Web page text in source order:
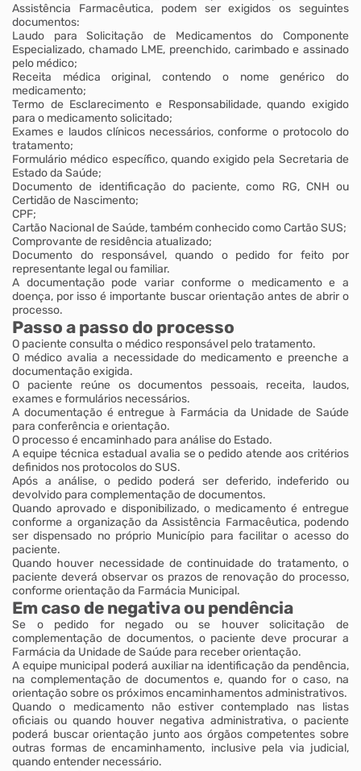
Assistência Farmacêutica, podem ser exigidos os seguintes
documentos:
Laudo para Solicitação de Medicamentos do Componente
Especializado, chamado LME, preenchido, carimbado e assinado
pelo médico;
Receita médica original, contendo o nome genérico do
medicamento;
Termo de Esclarecimento e Responsabilidade, quando exigido
para o medicamento solicitado;
Exames e laudos clínicos necessários, conforme o protocolo do
tratamento;
Formulário médico específico, quando exigido pela Secretaria de
Estado da Saúde;
Documento de identificação do paciente, como RG, CNH ou
Certidão de Nascimento;
CPF;
Cartão Nacional de Saúde, também conhecido como Cartão SUS;
Comprovante de residência atualizado;
Documento do responsável, quando o pedido for feito por
representante legal ou familiar.
A documentação pode variar conforme o medicamento e a
doença, por isso é importante buscar orientação antes de abrir o
processo.
Passo a passo do processo
O paciente consulta o médico responsável pelo tratamento.
O médico avalia a necessidade do medicamento e preenche a
documentação exigida.
O paciente reúne os documentos pessoais, receita, laudos,
exames e formulários necessários.
A documentação é entregue à Farmácia da Unidade de Saúde
para conferência e orientação.
O processo é encaminhado para análise do Estado.
A equipe técnica estadual avalia se o pedido atende aos critérios
definidos nos protocolos do SUS.
Após a análise, o pedido poderá ser deferido, indeferido ou
devolvido para complementação de documentos.
Quando aprovado e disponibilizado, o medicamento é entregue
conforme a organização da Assistência Farmacêutica, podendo
ser dispensado no próprio Município para facilitar o acesso do
paciente.
Quando houver necessidade de continuidade do tratamento, o
paciente deverá observar os prazos de renovação do processo,
conforme orientação da Farmácia Municipal.
Em caso de negativa ou pendência
Se o pedido for negado ou se houver solicitação de
complementação de documentos, o paciente deve procurar a
Farmácia da Unidade de Saúde para receber orientação.
A equipe municipal poderá auxiliar na identificação da pendência,
na complementação de documentos e, quando for o caso, na
orientação sobre os próximos encaminhamentos administrativos.
Quando o medicamento não estiver contemplado nas listas
oficiais ou quando houver negativa administrativa, o paciente
poderá buscar orientação junto aos órgãos competentes sobre
outras formas de encaminhamento, inclusive pela via judicial,
quando entender necessário.